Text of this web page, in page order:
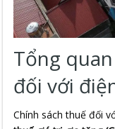
Tổng
đối với
Chính sách thuế đối